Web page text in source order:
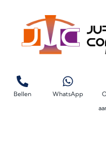
Bellen WhatsApp